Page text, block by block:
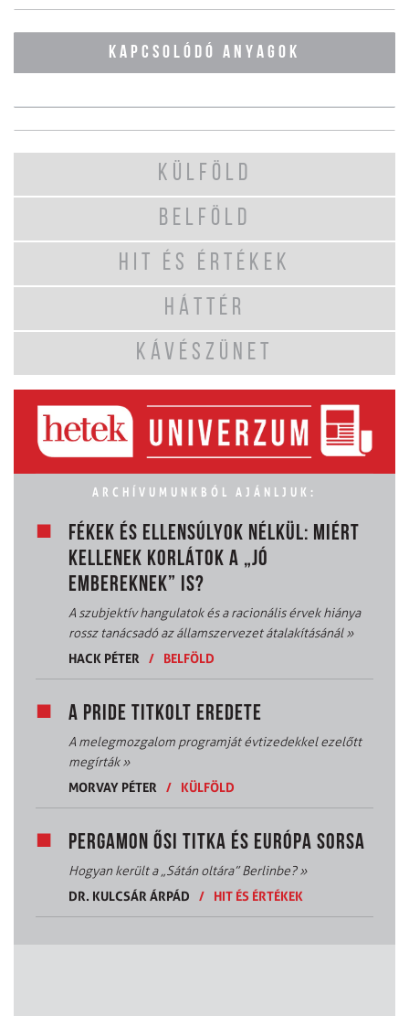
KAPCSOLÓDÓ ANYAGOK
KÜLFÖLD
BELFÖLD
HIT ÉS ÉRTÉKEK
HÁTTÉR
KÁVÉSZÜNET
ARCHÍVUMUNKBÓL AJÁNLJUK:
FÉKEK ÉS ELLENSÚLYOK NÉLKÜL: MIÉRT
KELLENEK KORLÁTOK A „JÓ
EMBEREKNEK” IS?
A szubjektív hangulatok és a racionális érvek hiánya
rossz tanácsadó az államszervezet átalakításánál»
HACK PÉTER
/ BELFÖLD
A PRIDE TITKOLT EREDETE
A melegmozgalom programját évtizedekkel ezelőtt
megírták»
MORVAY PÉTER
/ KÜLFÖLD
PERGAMON ŐSI TITKA ÉS EURÓPA SORSA
Hogyan került a „Sátán oltára” Berlinbe?»
DR. KULCSÁR ÁRPÁD
/ HIT ÉS ÉRTÉKEK